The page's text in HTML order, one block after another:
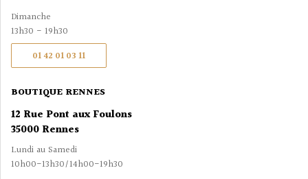
Dimanche
13h30 - 19h30
01 42 01 03 11
BOUTIQUE RENNES
12 Rue Pont aux Foulons
35000 Rennes
Lundi au Samedi
10h00-13h30/14h00-19h30